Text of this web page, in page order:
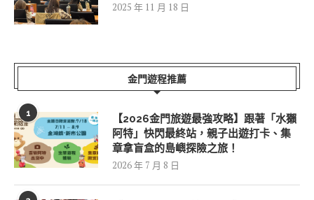
2025 年 11 月 18 日
金門遊程推薦
1
【2026金門旅遊最強攻略】跟著「水獺
阿特」快閃最終站，親子出遊打卡、集
章拿盲盒的島嶼探險之旅！
2026 年 7 月 8 日